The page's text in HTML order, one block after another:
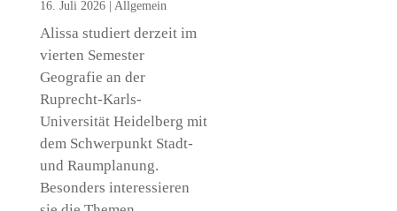
16. Juli 2026| Allgemein
Alissa studiert derzeit im
vierten Semester
Geografie an der
Ruprecht-Karls-
Universität Heidelberg mit
dem Schwerpunkt Stadt-
und Raumplanung.
Besonders interessieren